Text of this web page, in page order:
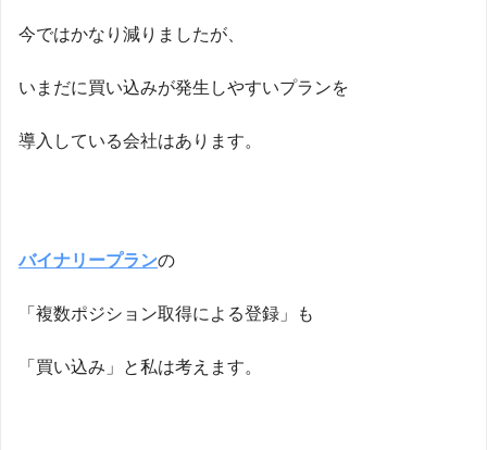
今ではかなり減りましたが、
いまだに買い込みが発生しやすいプランを
導入している会社はあります。
バイナリープランの
「複数ポジション取得による登録」も
「買い込み」と私は考えます。